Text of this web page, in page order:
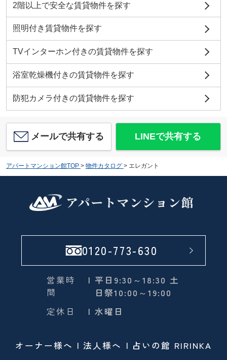
2階以上で安全な賃貸物件を探す
照明付き賃貸物件を探す
TVインターホン付きの賃貸物件を探す
浴室乾燥機付きの賃貸物件を探す
防犯カメラ付きの賃貸物件を探す
メールで共有する LINEで共有する
アパートマンション館TOP > 物件カタログ > エレガント
0120-773-630
営業時
間
| 平日9:30～18:30 土
日祭10:00～19:00
定休日
| 水曜日
オーナー様へ 法人様へ 占いの館 RIRINKA